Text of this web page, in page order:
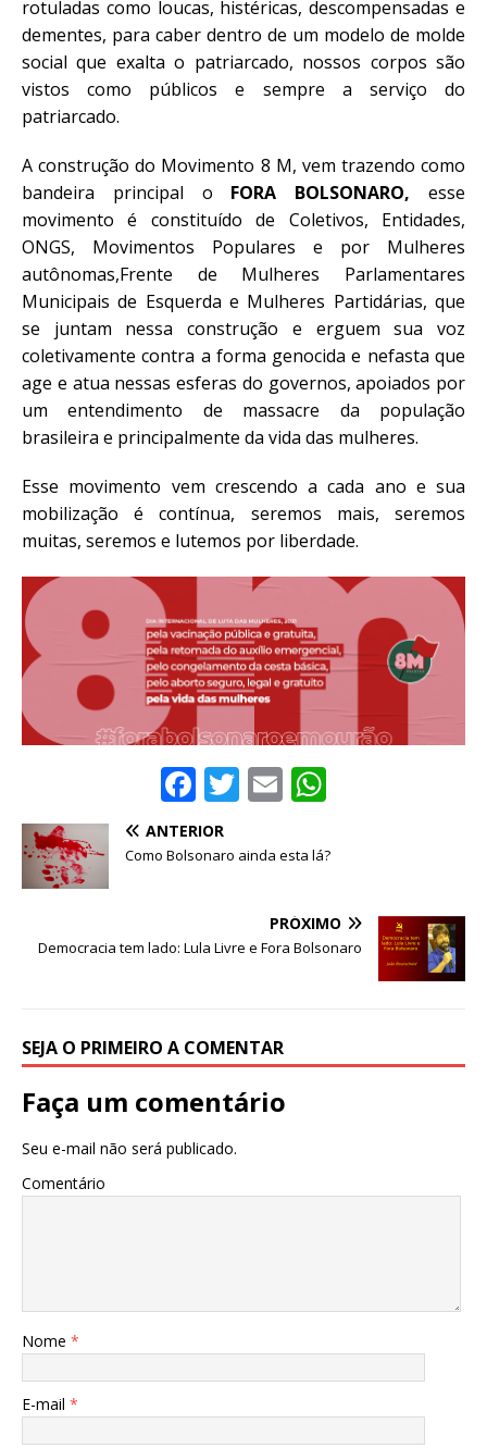
rotuladas como loucas, histéricas, descompensadas e
dementes, para caber dentro de um modelo de molde
social que exalta o patriarcado, nossos corpos são
vistos como públicos e sempre a serviço do
patriarcado.
A construção do Movimento 8 M, vem trazendo como
bandeira principal o FORA BOLSONARO, esse
movimento é constituído de Coletivos, Entidades,
ONGS, Movimentos Populares e por Mulheres
autônomas,Frente de Mulheres Parlamentares
Municipais de Esquerda e Mulheres Partidárias, que
se juntam nessa construção e erguem sua voz
coletivamente contra a forma genocida e nefasta que
age e atua nessas esferas do governos, apoiados por
um entendimento de massacre da população
brasileira e principalmente da vida das mulheres.
Esse movimento vem crescendo a cada ano e sua
mobilização é contínua, seremos mais, seremos
muitas, seremos e lutemos por liberdade.
F
a
c
o
T
it
E
ai at
A
p
ANTERIOR
Como Bolsonaro ainda esta lá?
PRÓXIMO
Democracia tem lado: Lula Livre e Fora Bolsonaro
SEJA O PRIMEIRO A COMENTAR
Faça um comentário
Seu e-mail não será publicado.
Comentário
Nome *
E-mail *